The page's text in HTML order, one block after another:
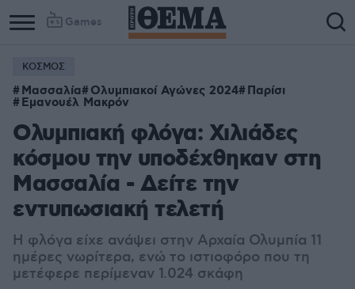
Games
ΚΟΣΜΟΣ
Μασσαλία Ολυμπιακοί Αγώνες 2024 Παρίσι
Εμανουέλ Μακρόν
Ολυμπιακή φλόγα: Χιλιάδες
κόσμου την υποδέχθηκαν στη
Μασσαλία - Δείτε την
εντυπωσιακή τελετή
Η φλόγα είχε ανάψει στην Αρχαία Ολυμπία 11
ημέρες νωρίτερα, ενώ το ιστιοφόρο που τη
μετέφερε περίμεναν 1.024 σκάφη